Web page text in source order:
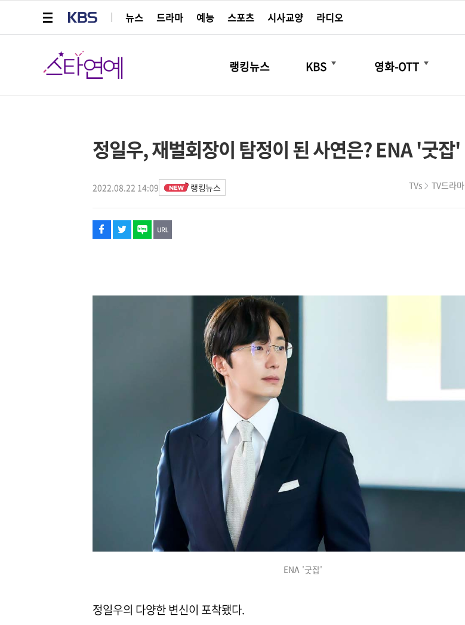
뉴스
드라마 예능 스포츠 시사교양 라디오
스타연예
랭킹뉴스 KBS
더보기
영화-OTT
더보기
정일우, 재벌회장이 탐정이 된 사연은? ENA '굿잡'
2022.08.22 14:09 랭킹뉴스 TVs TV드라마
페이스북
트위터
네이버
URL복사
글씨 작게보기
글씨 크게보기
ENA '굿잡'
정일우의 다양한 변신이 포착됐다.
해시태그
스타박스